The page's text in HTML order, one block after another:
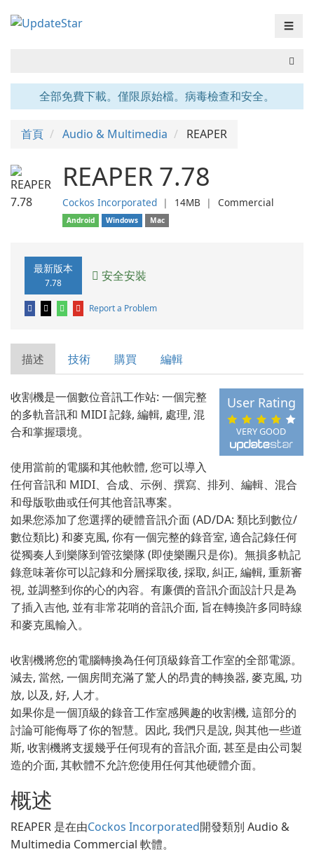
☰
全部免費下載。僅限原始檔。病毒檢查和安全。
首頁 Audio & Multimedia REAPER
REAPER 7.78
Cockos Incorporated ❘ 14MB ❘ Commercial
Android Windows Mac
最新版本
7.78 安全安裝
Report a Problem
描述 技術 購買 編輯
VERY GOOD
User Rating
收割機是一個數位音訊工作站: 一個完整
的多軌音訊和 MIDI 記錄, 編輯, 處理, 混
合和掌握環境。
使用當前的電腦和其他軟體, 您可以導入
任何音訊和 MIDI、合成、示例、撰寫、排列、編輯、混合
和母版歌曲或任何其他音訊專案。
如果您添加了您選擇的硬體音訊介面 (AD/DA: 類比到數位/
數位類比) 和麥克風, 你有一個完整的錄音室, 適合記錄任何
從獨奏人到樂隊到管弦樂隊 (即使樂團只是你)。無損多軌記
錄意味著你可以記錄和分層採取後, 採取, 糾正, 編輯, 重新審
視, 並調整到你的心的內容。有廉價的音訊介面設計只是為
了插入吉他, 並有非常花哨的音訊介面, 旨在轉換許多同時線
和麥克風輸入。
收割機將您的電腦轉換為任何頂級錄音工作室的全部電源。
減去, 當然, 一個房間充滿了驚人的昂貴的轉換器, 麥克風, 功
放, 以及, 好, 人才。
如果你是一個頂級的錄音工作室感興趣的收割機, 這部分的
討論可能侮辱了你的智慧。因此, 我們只是說, 與其他一些道
斯, 收割機將支援幾乎任何現有的音訊介面, 甚至是由公司製
造的介面, 其軟體不允許您使用任何其他硬體介面。
概述
REAPER 是在由Cockos Incorporated開發類別 Audio &
Multimedia Commercial 軟體。